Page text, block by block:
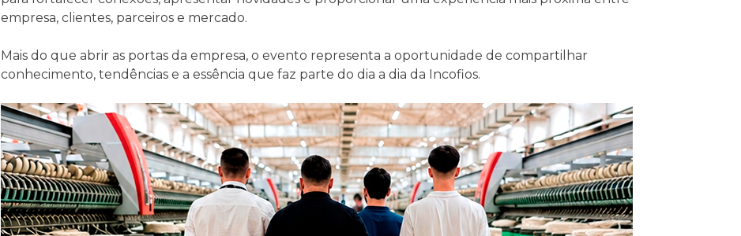
empresa, clientes, parceiros e mercado.
Mais do que abrir as portas da empresa, o evento representa a oportunidade de compartilhar
conhecimento, tendências e a essência que faz parte do dia a dia da Incofios.